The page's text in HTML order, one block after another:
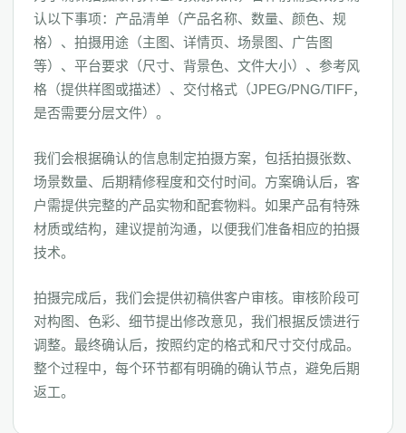
认以下事项：产品清单（产品名称、数量、颜色、规
格）、拍摄用途（主图、详情页、场景图、广告图
等）、平台要求（尺寸、背景色、文件大小）、参考风
格（提供样图或描述）、交付格式（JPEG/PNG/TIFF，
是否需要分层文件）。
我们会根据确认的信息制定拍摄方案，包括拍摄张数、
场景数量、后期精修程度和交付时间。方案确认后，客
户需提供完整的产品实物和配套物料。如果产品有特殊
材质或结构，建议提前沟通，以便我们准备相应的拍摄
技术。
拍摄完成后，我们会提供初稿供客户审核。审核阶段可
对构图、色彩、细节提出修改意见，我们根据反馈进行
调整。最终确认后，按照约定的格式和尺寸交付成品。
整个过程中，每个环节都有明确的确认节点，避免后期
返工。